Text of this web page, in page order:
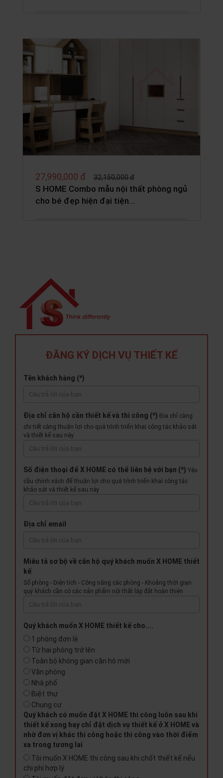
27,990,000 đ 32,150,000 đ
S HOME Combo mẫu nội thất phòng ngủ
cho bé đẹp hiện đại tiện…
ĐĂNG KÝ DỊCH VỤ THIẾT KẾ
Tên khách hàng (*)
Địa chỉ căn hộ cần thiết kế và thi công (*) Địa chỉ càng
chi tiết càng thuận lợi cho quá trình triển khai công tác khảo sát
và thiết kế sau này
Số điện thoại để X HOME có thể liên hệ với bạn (*) Yêu
cầu chính xách để thuận lợi cho quá trình triển khai công tác
khảo sát và thiết kế sau này
Địa chỉ email
Miêu tả sơ bộ về căn hộ quý khách muốn X HOME thiết
kế
Số phòng - Diện tích - Công năng các phòng - Khoảng thời gian
quý khách cần có các sản phẩm nội thất lắp đặt hoàn thiện
Quý khách muốn X HOME thiết kế cho....
1 phòng đơn lẻ
Từ hai phòng trở lên
Toàn bộ không gian căn hộ mới
Văn phòng
Nhà phố
Biệt thự
Chung cư
Quý khách có muốn đặt X HOME thi công luôn sau khi
thiết kế xong hay chỉ đặt dịch vụ thiết kế ở X HOME và
nhờ đơn vị khác thi công hoặc thi công vào thời điểm
xa trong tương lai
Tôi muốn X HOME thi công sau khi chốt thiết kế nếu
chi phí hợp lý